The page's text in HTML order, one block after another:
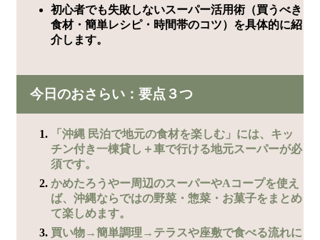
初心者でも失敗しないスーパー活用術（買うべき
食材・簡単レシピ・時間帯のコツ）を具体的に紹
介します。
今日のおさらい：要点３つ
「沖縄 民泊で地元の食材を楽しむ」には、キッ
チン付き一棟貸し＋車で行ける地元スーパーが必
須です。
かめたろうやー周辺のスーパーやAコープを使え
ば、沖縄ならではの野菜・惣菜・お菓子をまとめ
て楽しめます。
買い物→簡単調理→テラスや座敷で食べる流れに